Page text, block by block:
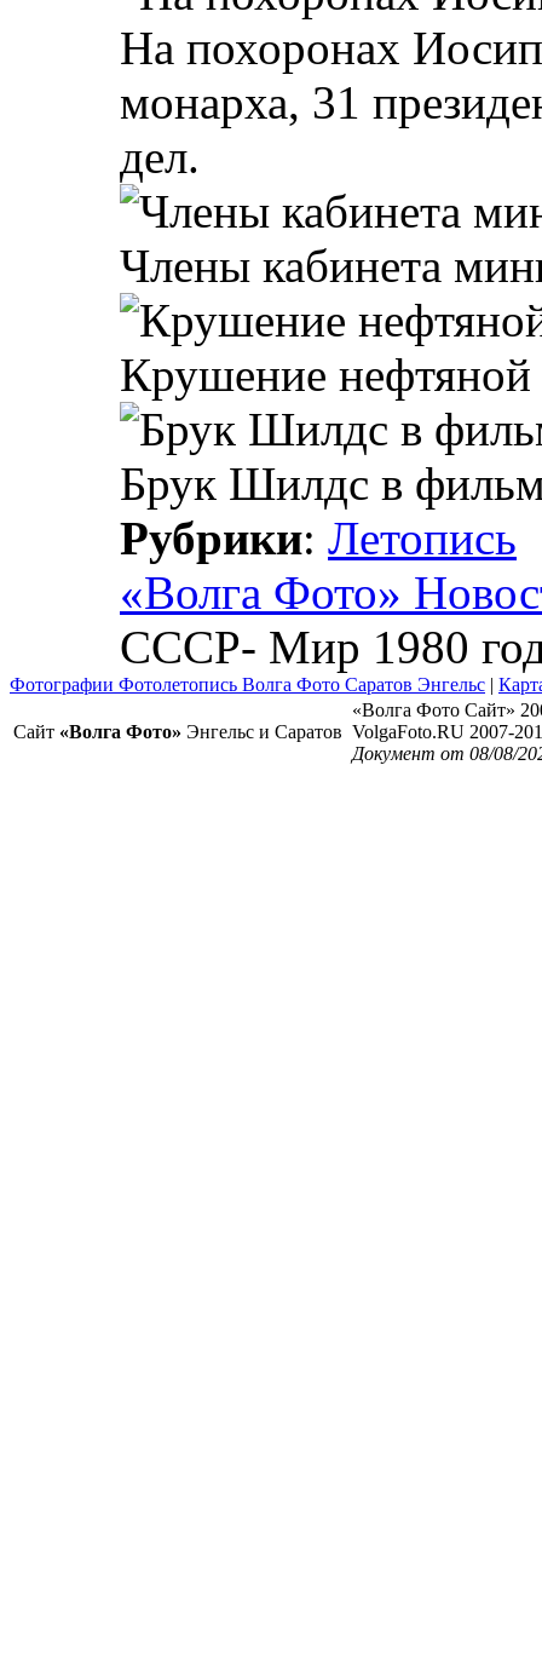
На похоронах
монарха, 31
дел.
Члены кабинета
Крушение
Брук Шилдс в
Рубрики: Летопись
«Волга Фото»
СССР- Мир 1980
Фотографии Фотолетопись Волга Фото Саратов Энгельс |
Сайт «Волга Фото» Энгельс и Саратов
«Волга Фото Сайт»
VolgaFoto.RU 2007-
Документ от 08/08/